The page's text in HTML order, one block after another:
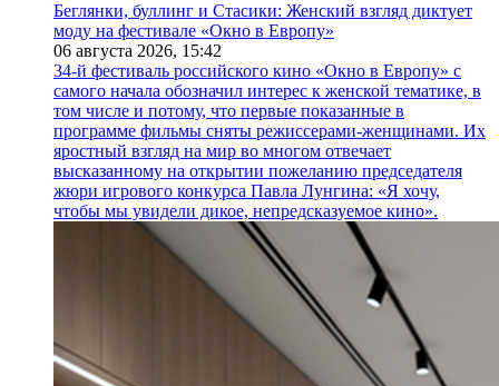
Беглянки, буллинг и Стасики: Женский взгляд диктует
моду на фестивале «Окно в Европу»
06 августа 2026, 15:42
34-й фестиваль российского кино «Окно в Европу» с
самого начала обозначил интерес к женской тематике, в
том числе и потому, что первые показанные в
программе фильмы сняты режиссерами-женщинами. Их
яростный взгляд на мир во многом отвечает
высказанному на открытии пожеланию председателя
жюри игрового конкурса Павла Лунгина: «Я хочу,
чтобы мы увидели дикое, непредсказуемое кино».